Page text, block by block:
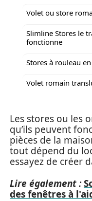
Volet ou store
Slimline Stores le
fonctionne
Stores à rouleau
Volet romain
Les stores ou les
qu’ils peuvent
pièces de la
tout dépend du
essayez de créer
Lire également :
des fenêtres à